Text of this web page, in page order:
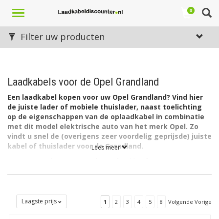
Toggle
0
Laadkabels voor de Opel Grandland
Een laadkabel kopen voor uw Opel Grandland? Vind hier
de juiste lader of mobiele thuislader, naast toelichting
op de eigenschappen van de oplaadkabel in combinatie
met dit model elektrische auto van het merk Opel. Zo
vindt u snel de (overigens zeer voordelig geprijsde) juiste
kabel of thuislader voor de Grandland.
De lader in de Opel Grandland kan ook laden via 1 fase met
maximaal 32A (1 x 7,4kW= 7,4kW).
Lees meer
Filter uw producten
Laagste prijs 1 2 3 4 5 8 Volgende Vorige